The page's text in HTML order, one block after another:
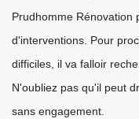
Prudhomme Rénovation
d'interventions. Pour
difficiles, il va falloir
N'oubliez pas qu'il peut
sans engagement.